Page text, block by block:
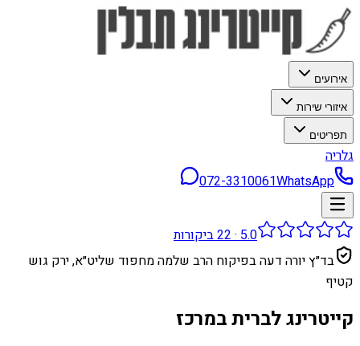
אירועים
איזורי שירות
תפריטים
גלריה
072-3310061WhatsApp
5.0
·
22ביקורות
בד״ץ יורה דעה בפיקוח הרב שלמה מחפוד שליט״א, ירק גוש
קטיף
קייטרינג לברית במרכז